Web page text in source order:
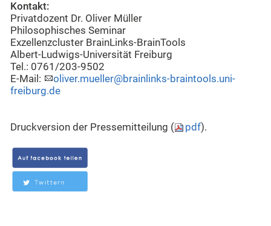
Kontakt:
Privatdozent Dr. Oliver Müller
Philosophisches Seminar
Exzellenzcluster BrainLinks-BrainTools
Albert-Ludwigs-Universität Freiburg
Tel.: 0761/203-9502
E-Mail:
oliver.mueller@brainlinks-braintools.uni-
freiburg.de
Druckversion der Pressemitteilung ( pdf).